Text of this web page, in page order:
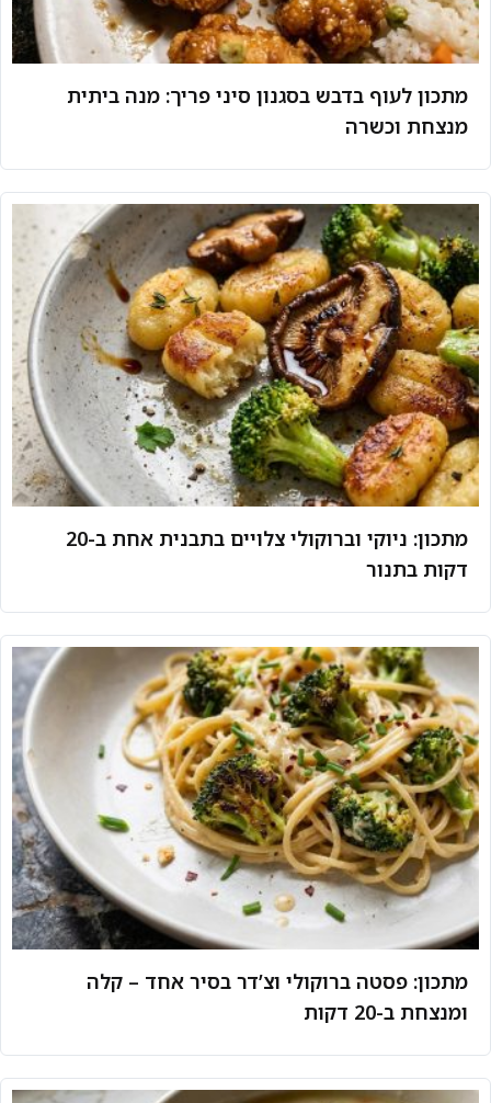
מתכון לעוף בדבש בסגנון סיני פריך: מנה ביתית
מנצחת וכשרה
מתכון: ניוקי וברוקולי צלויים בתבנית אחת ב-20
דקות בתנור
מתכון: פסטה ברוקולי וצ’דר בסיר אחד – קלה
ומנצחת ב-20 דקות